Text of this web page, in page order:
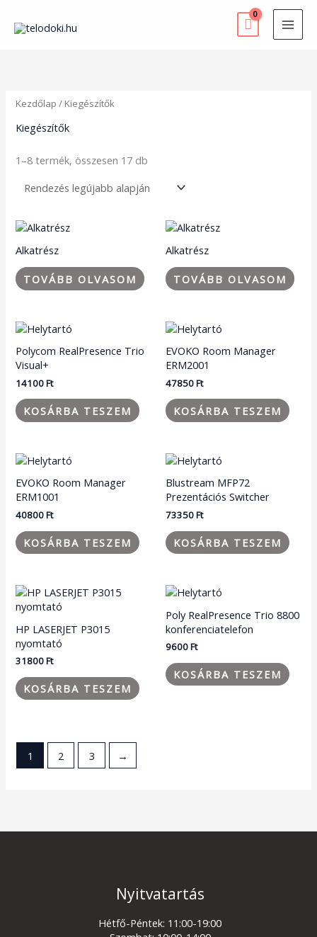
content
Kezdőlap / Kiegészítők
Kiegészítők
1–8 termék, összesen 17 db
Alkatrész
TOVÁBB OLVASOM
Alkatrész
TOVÁBB OLVASOM
Polycom RealPresence Trio
Visual+
14100Ft
KOSÁRBA TESZEM
EVOKO Room Manager
ERM2001
47850Ft
KOSÁRBA TESZEM
EVOKO Room Manager
ERM1001
40800Ft
KOSÁRBA TESZEM
Blustream MFP72
Prezentációs Switcher
73350Ft
KOSÁRBA TESZEM
HP LASERJET P3015
nyomtató
31800Ft
KOSÁRBA TESZEM
Poly RealPresence Trio 8800
konferenciatelefon
9600Ft
KOSÁRBA TESZEM
1 2 3 →
Nyitvatartás
Hétfő-Péntek: 11:00-19:00